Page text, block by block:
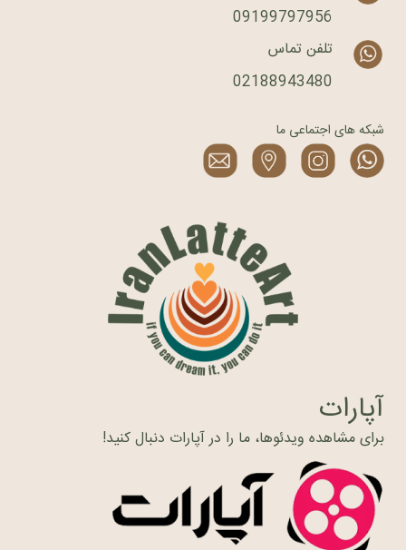
09199797956
تلفن تماس
02188943480
شبکه های اجتماعی ما
آپارات
برای مشاهده ویدئوها، ما را در آپارات دنبال کنید!